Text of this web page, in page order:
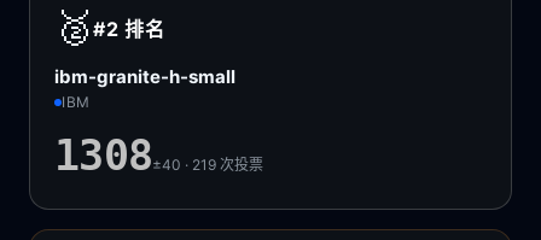
🥈 #2排名
ibm-granite-h-small
IBM
1308±40 · 219次投票